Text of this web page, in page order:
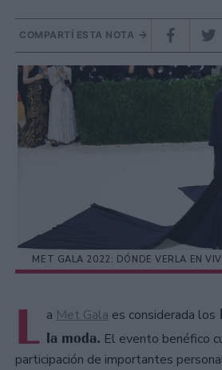
COMPARTÍ ESTA NOTA
MET GALA 2022: DÓNDE VERLA EN
L a Met Gala es considerada los
la moda. El evento benéfico
participación de importantes